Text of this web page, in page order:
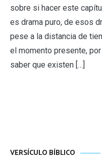
sobre si hacer este
es drama puro, de esos
pese a la distancia de
el momento presente,
saber que existen […]
VERSÍCULO BÍBLICO